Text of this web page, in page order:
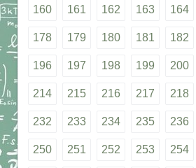
160 161 162 163 164
178 179 180 181 182
196 197 198 199 200
214 215 216 217 218
232 233 234 235 236
250 251 252 253 254